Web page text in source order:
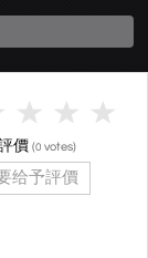
價 (0 votes)
给予評價